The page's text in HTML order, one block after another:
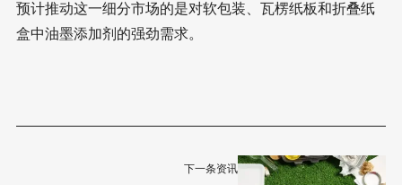
预计推动这一细分市场的是对软包装、瓦楞纸板和折叠纸
盒中油墨添加剂的强劲需求。
下一条资讯